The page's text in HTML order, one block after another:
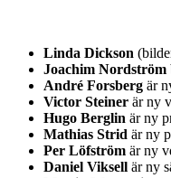
Linda Dickson
Joachim Nordström
André Forsberg är
Victor Steiner är ny
Hugo Berglin är ny
Mathias Strid är ny
Per Löfström är ny
Daniel Viksell är ny